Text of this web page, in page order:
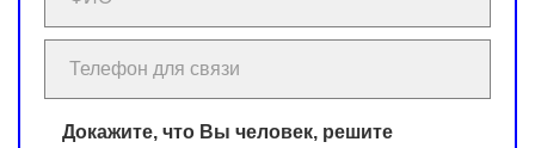
Докажите, что Вы человек, решите